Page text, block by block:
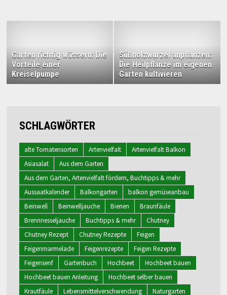
Garten richtig wässern: Die
Vorteile einer
Kreiselpumpe
Süßholzwurzel anpflanzen:
Die Heilpflanze im eigenen
Garten kultivieren
SCHLAGWÖRTER
alte Tomatensorten Artenvielfalt
Artenvielfalt Balkon
Asiasalat
Aus dem Garten
Aus dem Garten, Artenvielfalt fördern, Buchtipps & mehr
Aussaatkalender
Balkongarten
balkon gemüseanbau
Beinwell
Beinwelljauche Bienen
Braunfäule
Brennnesseljauche
Buchtipps & mehr
Chutney
Chutney Rezept
Chutney Rezepte
Feigen
Feigenmarmelade
Feigenrezepte
Feigen Rezepte
Feigensenf
Gartenbuch Hochbeet
Hochbeet bauen
Hochbeet bauen Anleitung
Hochbeet selber bauen
Krautfäule
Lebensmittelverschwendung Naturgarten